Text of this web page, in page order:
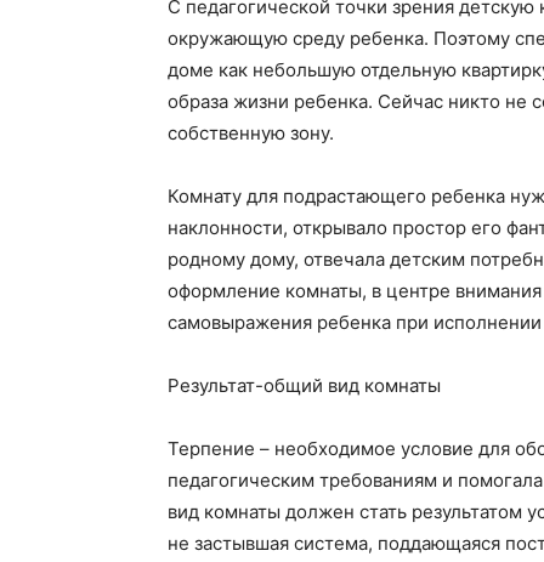
С педагогической точки зрения
окружающую среду ребенка. Поэтому
доме как небольшую отдельную
образа жизни ребенка. Сейчас никто не
собственную зону.
Комнату для подрастающего ребенка
наклонности, открывало простор его
родному дому, отвечала детским
оформление комнаты, в центре
самовыражения ребенка при
Результат-общий вид комнаты
Терпение – необходимое условие для
педагогическим требованиям и
вид комнаты должен стать результатом
не застывшая система, поддающаяся